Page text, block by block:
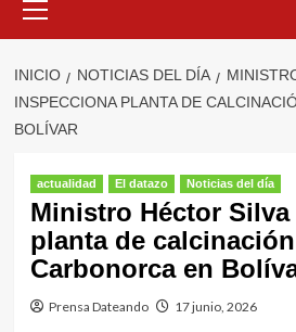
primario
INICIO NOTICIAS DEL DÍA
INSPECCIONA PLANTA DE
BOLÍVAR
actualidad El datazo Noticias del día
Ministro Héctor
planta de
Carbonorca en
Prensa Dateando 17 junio, 2026